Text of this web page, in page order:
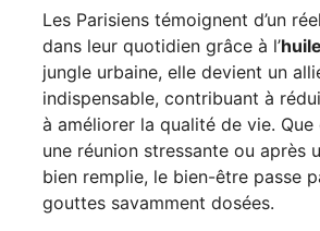
Les Parisiens témoignent d’un
dans leur quotidien grâce à l’
jungle urbaine, elle devient un
indispensable, contribuant à
à améliorer la qualité de vie.
une réunion stressante ou après
bien remplie, le bien-être passe
gouttes savamment dosées.